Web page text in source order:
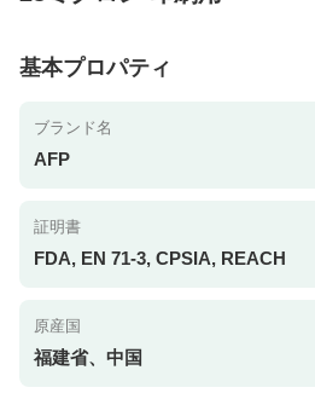
基本プロパティ
ブランド名
AFP
証明書
FDA, EN 71-3, CPSIA, REACH
原産国
福建省、中国